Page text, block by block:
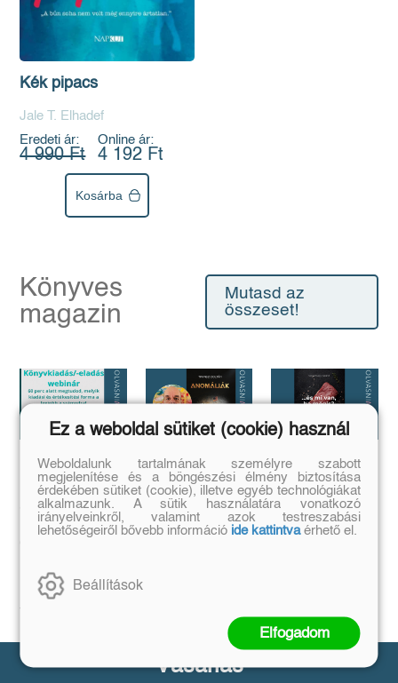
Kék pipacs
Jale T. Elhadef
Eredeti ár:
4 990 Ft
Online ár:
4 192 Ft
Kosárba
Könyves
magazin
Mutasd az
összeset!
Megírtad a
könyvedet, de
azt is tudod,
hogyan add
16., 18:00-19:00
Anomáliák
Mi történik akkor,
ha létezik egy
olyan tárgy, ami
nem létezhetne?
...és mi van ha
mégis?
...a legrosszabb
helyzetből is lehet
kiút...
Vásárlás
Ez a weboldal sütiket (cookie) használ
Weboldalunk tartalmának személyre szabott
megjelenítése és a böngészési élmény biztosítása
érdekében sütiket (cookie), illetve egyéb technológiákat
alkalmazunk. A sütik használatára vonatkozó
irányelveinkről, valamint azok testreszabási
lehetőségeiről bővebb információ ide kattintvaérhető el.
Beállítások
Elfogadom